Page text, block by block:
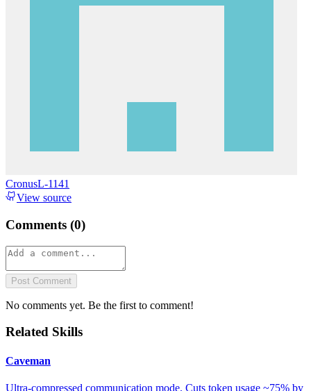
CronusL-1141
View source
Comments (0)
Post Comment
No comments yet. Be the first to comment!
Related Skills
Caveman
Ultra-compressed communication mode. Cuts token usage ~75% by